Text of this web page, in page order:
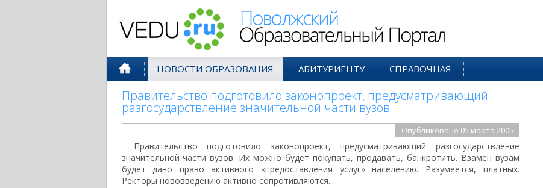
НОВОСТИ ОБРАЗОВАНИЯ АБИТУРИЕНТУ СПРАВОЧНАЯ
Правительство подготовило законопроект, предусматривающий
разгосударствление значительной части вузов
Опубликовано 05 марта 2005
Правительство подготовило законопроект, предусматривающий разгосударствление
значительной части вузов. Их можно будет покупать, продавать, банкротить. Взамен вузам
будет дано право активного «предоставления услуг» населению. Разумеется, платных.
Ректоры нововведению активно сопротивляются.